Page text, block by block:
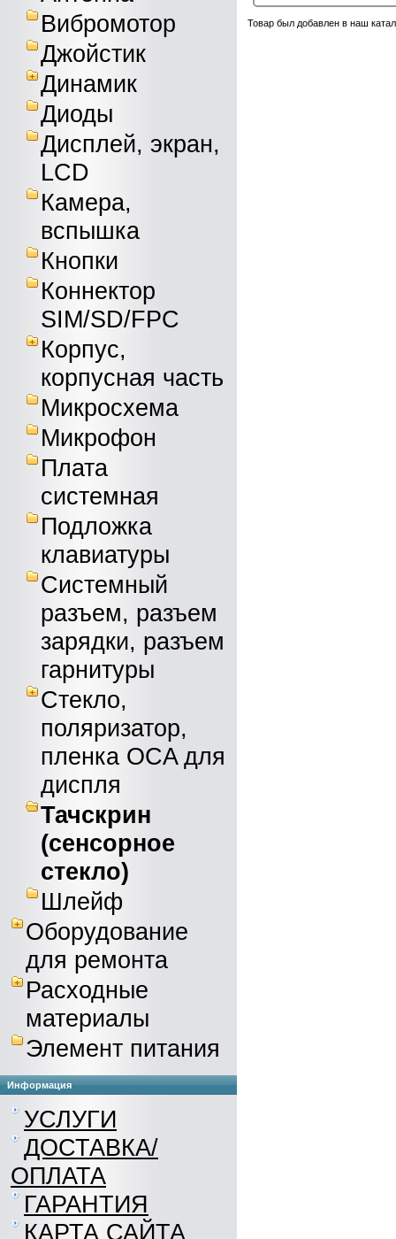
Вибромотор
Джойстик
Динамик
Диоды
Дисплей, экран,
LCD
Камера,
вспышка
Кнопки
Коннектор
SIM/SD/FPC
Корпус,
корпусная часть
Микросхема
Микрофон
Плата
системная
Подложка
клавиатуры
Системный
разъем, разъем
зарядки, разъем
гарнитуры
Стекло,
поляризатор,
пленка OCA для
диспля
Тачскрин
(сенсорное
стекло)
Шлейф
Оборудование
для ремонта
Расходные
материалы
Элемент питания
Информация
УСЛУГИ
ДОСТАВКА/
ОПЛАТА
ГАРАНТИЯ
КАРТА САЙТА
Товар был добавлен в наш